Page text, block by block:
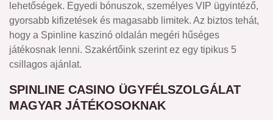
lehetőségek. Egyedi bónuszok, személyes VIP ügyintéző,
gyorsabb kifizetések és magasabb limitek. Az biztos tehát,
hogy a Spinline kaszinó oldalán megéri hűséges
játékosnak lenni. Szakértőink szerint ez egy tipikus 5
csillagos ajánlat.
SPINLINE CASINO ÜGYFÉLSZOLGÁLAT
MAGYAR JÁTÉKOSOKNAK